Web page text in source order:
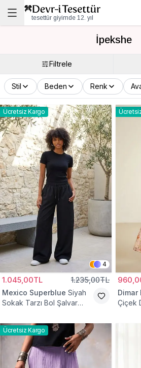
tesettür giyimde 12. yıl
İpekshe
Filtrele
Stil Beden Renk
Ücretsiz Kargo
4
1.045,00TL 1.235,00TL
Mexico Superblue Siyah
Sokak Tarzı Bol Şalvar
Dimar
Çiçek
Ücretsiz Kargo